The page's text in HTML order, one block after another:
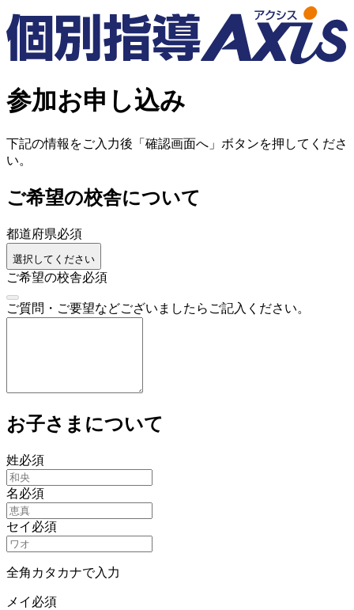
参加お申し込み
下記の情報をご入力後「確認画面へ」ボタンを押してくださ
い。
ご希望の校舎について
都道府県必須
選択してください
ご希望の校舎必須
ご質問・ご要望などございましたらご記入ください。
お子さまについて
姓必須
名必須
セイ 必須
全角カタカナで入力
メイ 必須